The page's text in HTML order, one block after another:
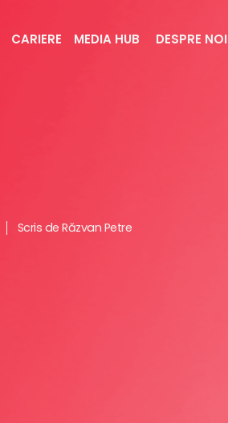
CARIERE MEDIA HUB DESPRE NOI
Scris de Răzvan Petre